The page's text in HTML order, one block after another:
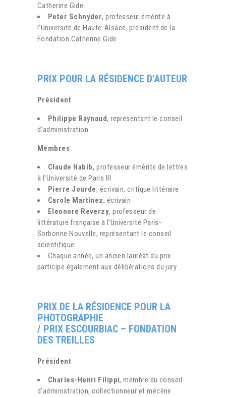
Catherine Gide
Peter Schnyder, professeur émérite à
l’Université de Haute-Alsace, président de la
Fondation Catherine Gide
PRIX POUR LA RÉSIDENCE D’AUTEUR
Président
Philippe Raynaud, représentant le conseil
d’administration
Membres
Claude Habib,professeur émérite de lettres
à l’Université de Paris III
Pierre Jourde, écrivain, critique littéraire
Carole Martinez, écrivain
Eleonore Reverzy, professeur de
littérature française à l’Université Paris-
Sorbonne Nouvelle, représentant le conseil
scientifique
Chaque année, un ancien lauréat du prix
participe également aux délibérations du jury
PRIX DE LA RÉSIDENCE POUR LA
PHOTOGRAPHIE
/ PRIX ESCOURBIAC – FONDATION
DES TREILLES
Président
Charles-Henri Filippi, membre du conseil
d’administration, collectionneur et mécène.